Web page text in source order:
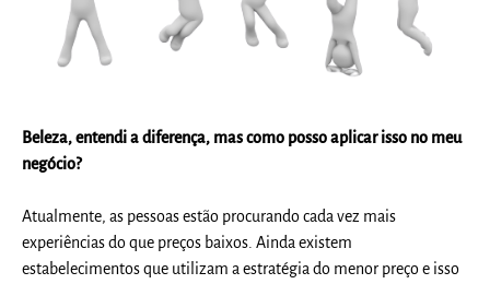
Beleza, entendi a diferença, mas como posso aplicar isso no meu
negócio?
Atualmente, as pessoas estão procurando cada vez mais
experiências do que preços baixos. Ainda existem
estabelecimentos que utilizam a estratégia do menor preço e isso